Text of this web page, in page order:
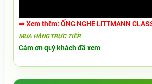
⇒ Xem thêm: ỐNG NGHE LITTMANN
MUA HÀNG TRỰC TIẾP.
Cám ơn quý khách đã xem!